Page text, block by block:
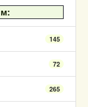
145
72
265